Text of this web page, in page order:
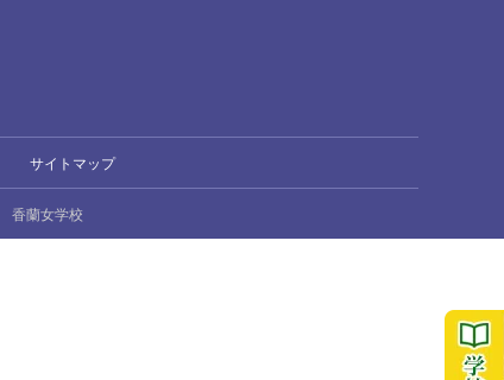
サイトマップ
香蘭女学校